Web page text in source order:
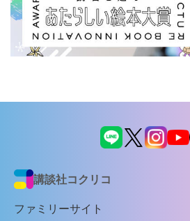
講談社コクリコ
ファミリーサイト